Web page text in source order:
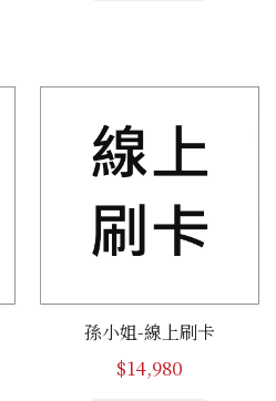
孫小姐-線上刷卡
$14,980